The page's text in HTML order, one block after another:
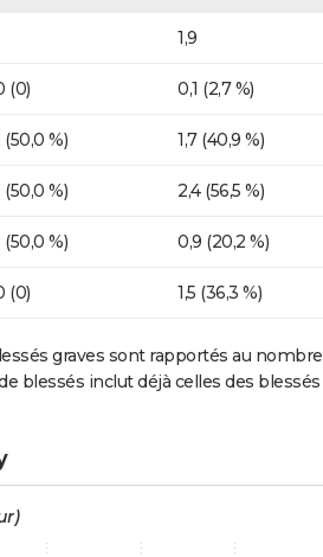
1,9
(0) 0,1 (2,7 %)
(50,0 %) 1,7 (40,9 %)
(50,0 %) 2,4 (56,5 %)
(50,0 %) 0,9 (20,2 %)
(0) 1,5 (36,3 %)
graves sont rapportés au nombre
blessés inclut déjà celles des blessés